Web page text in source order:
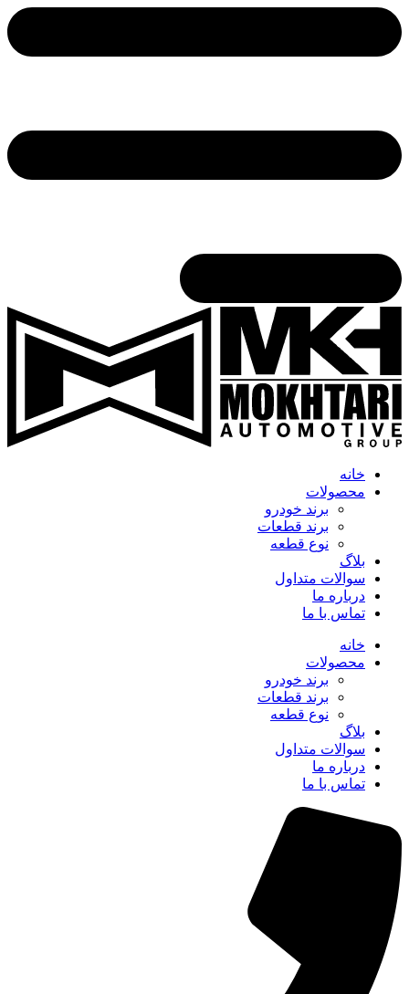
خانه
محصولات
برند خودرو
برند قطعات
نوع قطعه
بلاگ
سوالات متداول
درباره ما
تماس با ما
خانه
محصولات
برند خودرو
برند قطعات
نوع قطعه
بلاگ
سوالات متداول
درباره ما
تماس با ما